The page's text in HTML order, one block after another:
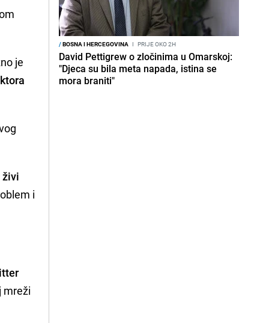
je
živi
i
mreži
/BOSNA I HERCEGOVINA I PRIJE OKO 2H
David Pettigrew o zločinima u Omarskoj:
"Djeca su bila meta napada, istina se
mora braniti"